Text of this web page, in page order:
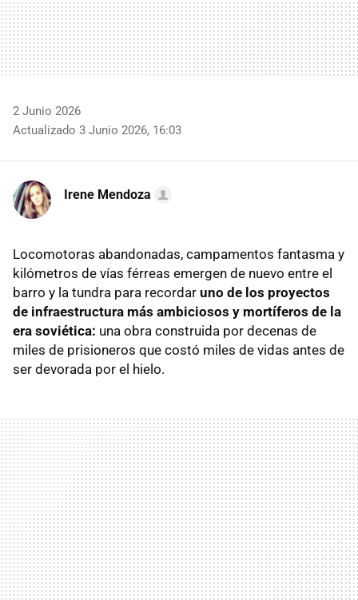
2 Junio 2026
Actualizado 3 Junio 2026, 16:03
Irene Mendoza
Locomotoras abandonadas, campamentos fantasma y
kilómetros de vías férreas emergen de nuevo entre el
barro y la tundra para recordar uno de los proyectos
de infraestructura más ambiciosos y mortíferos de la
era soviética: una obra construida por decenas de
miles de prisioneros que costó miles de vidas antes de
ser devorada por el hielo.